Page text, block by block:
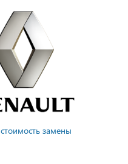
стоимость замены